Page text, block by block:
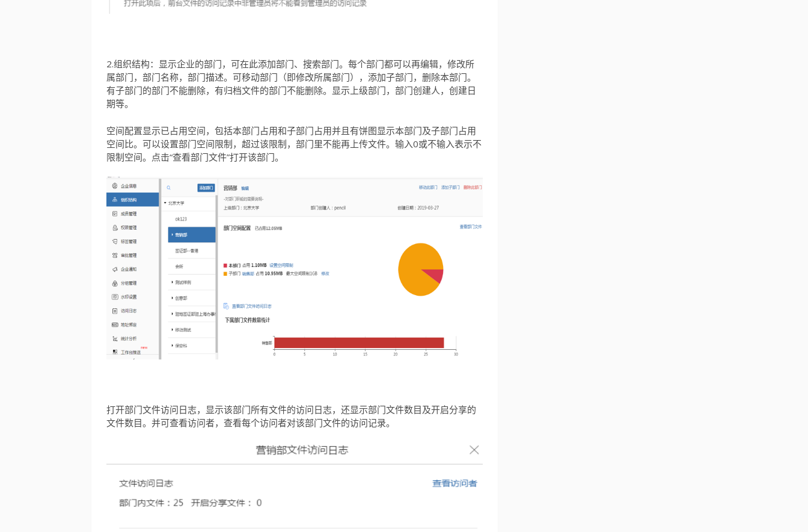
2.组织结构：显示企业的部门，可在此添加部门、搜索部门。每个部门都可以再编辑，修改所
属部门，部门名称，部门描述。可移动部门（即修改所属部门），添加子部门，删除本部门。
有子部门的部门不能删除，有归档文件的部门不能删除。显示上级部门，部门创建人，创建日
期等。
空间配置显示已占用空间，包括本部门占用和子部门占用并且有饼图显示本部门及子部门占用
空间比。可以设置部门空间限制，超过该限制，部门里不能再上传文件。输入0或不输入表示不
限制空间。点击“查看部门文件”打开该部门。
打开部门文件访问日志，显示该部门所有文件的访问日志，还显示部门文件数目及开启分享的
文件数目。并可查看访问者，查看每个访问者对该部门文件的访问记录。